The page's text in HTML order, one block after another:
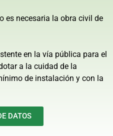
es necesaria la obra civil de
en la vía pública para el
a la cuidad de la
de instalación y con la
DATOS